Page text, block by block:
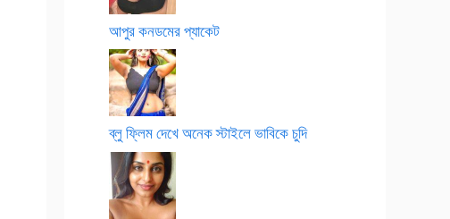
আপুর কনডমের প্যাকেট
ব্লু ফ্লিম দেখে অনেক স্টাইলে ভাবিকে চুদি